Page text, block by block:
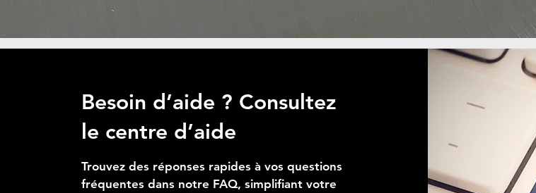
Besoin d’aide ? Consultez
le centre d’aide
Trouvez des réponses rapides à vos questions
fréquentes dans notre FAQ, simplifiant votre